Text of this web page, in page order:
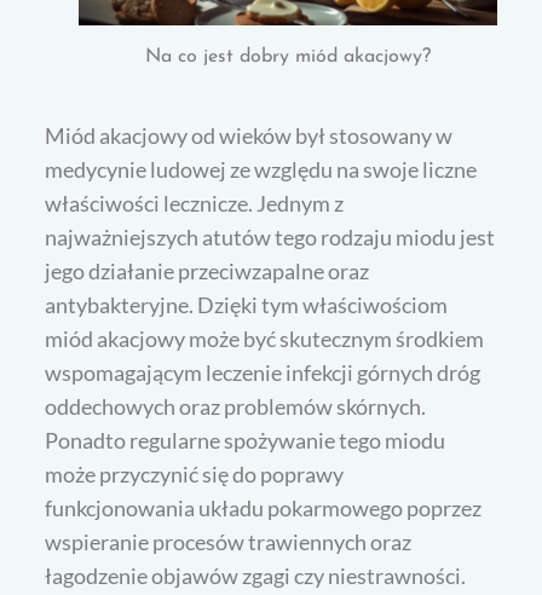
Na co jest dobry miód akacjowy?
Miód akacjowy od wieków był stosowany w
medycynie ludowej ze względu na swoje liczne
właściwości lecznicze. Jednym z
najważniejszych atutów tego rodzaju miodu jest
jego działanie przeciwzapalne oraz
antybakteryjne. Dzięki tym właściwościom
miód akacjowy może być skutecznym środkiem
wspomagającym leczenie infekcji górnych dróg
oddechowych oraz problemów skórnych.
Ponadto regularne spożywanie tego miodu
może przyczynić się do poprawy
funkcjonowania układu pokarmowego poprzez
wspieranie procesów trawiennych oraz
łagodzenie objawów zgagi czy niestrawności.